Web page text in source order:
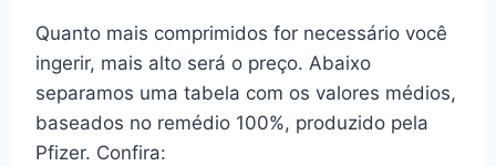
Quanto mais comprimidos for necessário você
ingerir, mais alto será o preço. Abaixo
separamos uma tabela com os valores médios,
baseados no remédio 100%, produzido pela
Pfizer. Confira: